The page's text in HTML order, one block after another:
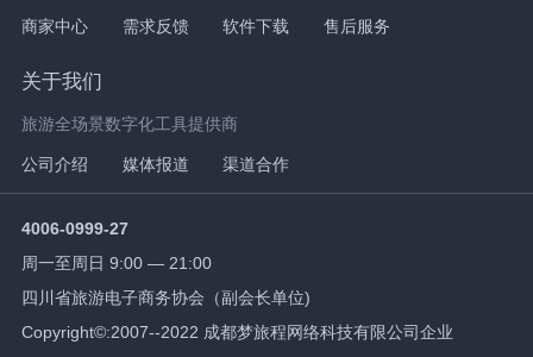
商家中心 需求反馈 软件下载 售后服务
关于我们
旅游全场景数字化工具提供商
公司介绍 媒体报道 渠道合作
4006-0999-27
周一至周日 9:00 — 21:00
四川省旅游电子商务协会（副会长单位)
Copyright©:2007--2022 成都梦旅程网络科技有限公司企业